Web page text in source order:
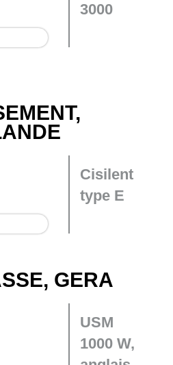
3000
Cisilent
type E
GERA
USM
1000 W,